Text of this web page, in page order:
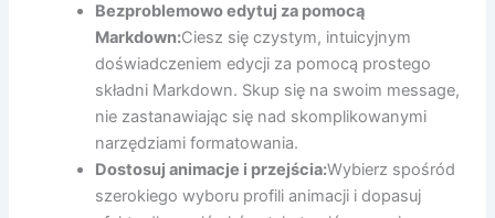
Bezproblemowo edytuj za pomocą
Markdown:Ciesz się czystym, intuicyjnym
doświadczeniem edycji za pomocą prostego
składni Markdown. Skup się na swoim message,
nie zastanawiając się nad skomplikowanymi
narzędziami formatowania.
Dostosuj animacje i przejścia:Wybierz spośród
szerokiego wyboru profili animacji i dopasuj